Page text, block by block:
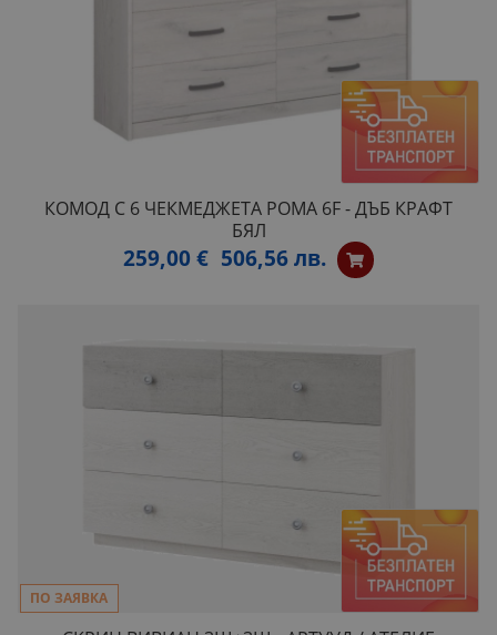
КОМОД С 6 ЧЕКМЕДЖЕТА РОМА 6F - ДЪБ КРАФТ
БЯЛ
259,00 € 506,56 лв.
ПО ЗАЯВКА